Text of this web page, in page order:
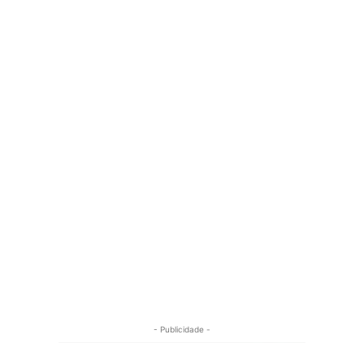
- Publicidade -